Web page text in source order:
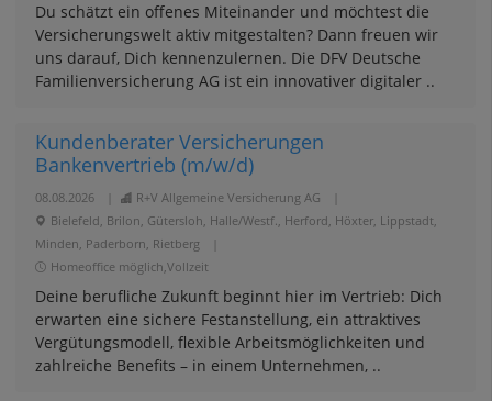
Du schätzt ein offenes Miteinander und möchtest die
Versicherungswelt aktiv mitgestalten? Dann freuen wir
uns darauf, Dich kennenzulernen. Die DFV Deutsche
Familienversicherung AG ist ein innovativer digitaler ..
Kundenberater Versicherungen
Bankenvertrieb (m/w/d)
08.08.2026 R+V Allgemeine Versicherung AG
Bielefeld, Brilon, Gütersloh, Halle/Westf., Herford, Höxter, Lippstadt,
Minden, Paderborn, Rietberg
Homeoffice möglich,Vollzeit
Deine berufliche Zukunft beginnt hier im Vertrieb: Dich
erwarten eine sichere Festanstellung, ein attraktives
Vergütungsmodell, flexible Arbeitsmöglichkeiten und
zahlreiche Benefits – in einem Unternehmen, ..